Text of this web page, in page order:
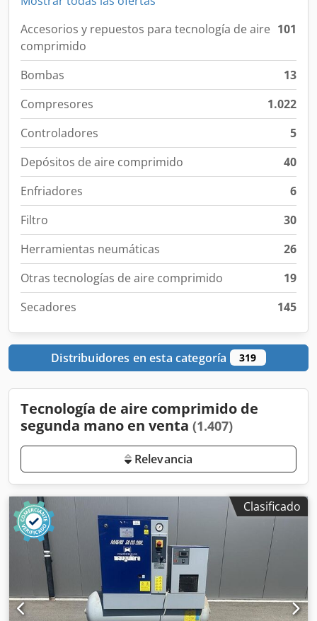
Accesorios y repuestos para tecnología de aire
comprimido
101
Bombas
13
Compresores
1.022
Controladores
5
Depósitos de aire comprimido
40
Enfriadores
6
Filtro
30
Herramientas neumáticas
26
Otras tecnologías de aire comprimido
19
Secadores
145
Distribuidores en esta categoría 319
Tecnología de aire comprimido de
segunda mano en venta (1.407)
Relevancia
Clasificado